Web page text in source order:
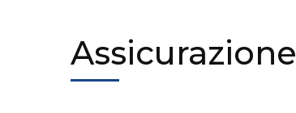
Assicurazione